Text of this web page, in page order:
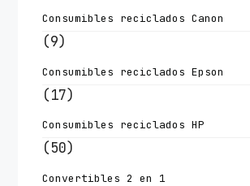
Consumibles reciclados Canon
(9)
Consumibles reciclados Epson
(17)
Consumibles reciclados HP
(50)
Convertibles 2 en 1